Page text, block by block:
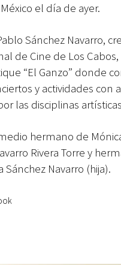
el día de ayer.
Sánchez Navarro,
de Cine de Los
“El Ganzo” donde
y actividades con
las disciplinas
hermano de
Rivera Torre y
Sánchez Navarro (hija).